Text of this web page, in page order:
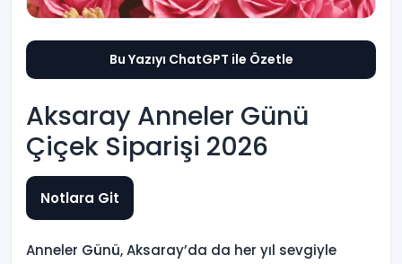
Bu Yazıyı ChatGPT ile Özetle
Aksaray Anneler Günü
Çiçek Siparişi 2026
Notlara Git
Anneler Günü, Aksaray’da da her yıl sevgiyle